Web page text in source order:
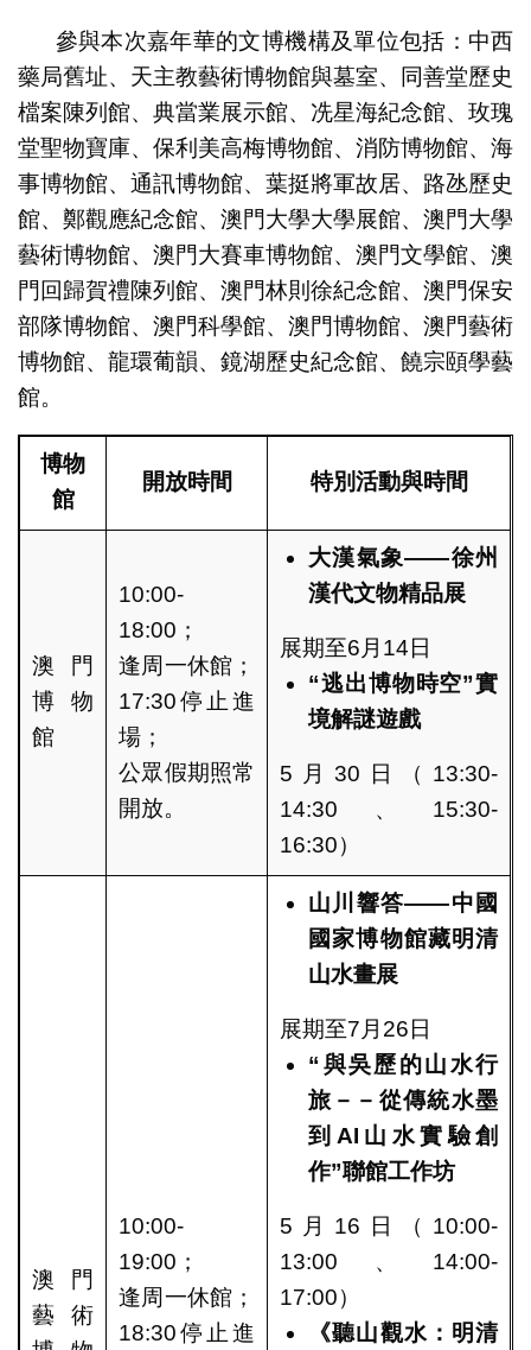
參與本次嘉年華的文博機構及單位包括：中西
藥局舊址、天主教藝術博物館與墓室、同善堂歷史
檔案陳列館、典當業展示館、冼星海紀念館、玫瑰
堂聖物寶庫、保利美高梅博物館、消防博物館、海
事博物館、通訊博物館、葉挺將軍故居、路氹歷史
館、鄭觀應紀念館、澳門大學大學展館、澳門大學
藝術博物館、澳門大賽車博物館、澳門文學館、澳
門回歸賀禮陳列館、澳門林則徐紀念館、澳門保安
部隊博物館、澳門科學館、澳門博物館、澳門藝術
博物館、龍環葡韻、鏡湖歷史紀念館、饒宗頤學藝
館。
博物
館
開放時間 特別活動與時間
澳門
博物
館
10:00-
18:00；
逢周一休館；
17:30停止進
場；
公眾假期照常
開放。
大漢氣象——徐州
漢代文物精品展
展期至6月14日
“逃出博物時空”實
境解謎遊戲
5月30日（13:30-
14:30、15:30-
16:30）
澳門
藝術
10:00-
19:00；
逢周一休館；
18:30停止進
山川響答——中國
國家博物館藏明清
山水畫展
展期至7月26日
“ 與吳歷的山水行
旅－－從傳統水墨
到AI山水實驗創
作”聯館工作坊
5月16日（10:00-
13:00、14:00-
17:00）
《聽山觀水：明清